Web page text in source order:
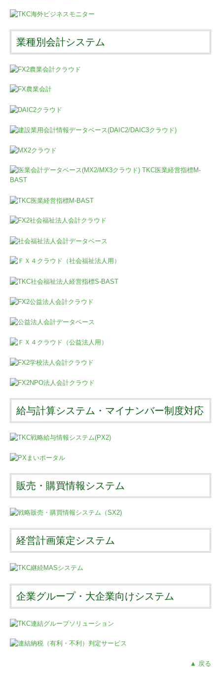
業種別会計システム
給与計算システム・マイナンバー制度対応
販売・購買情報システム
経営計画策定システム
企業グループ・大企業向けシステム
▲ 戻る